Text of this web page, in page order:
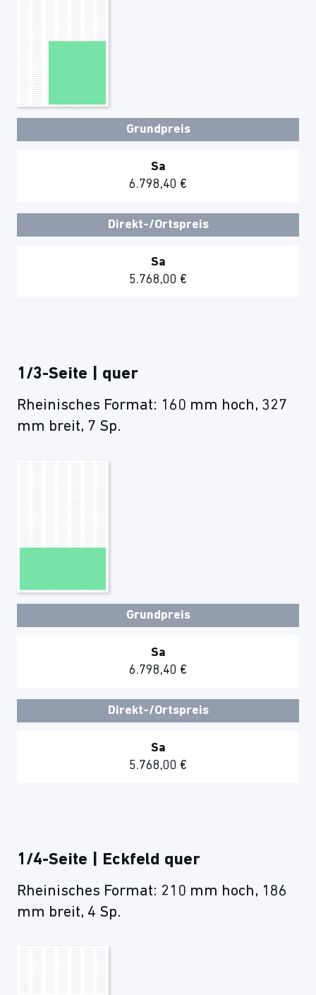
Grundpreis
Sa
6.798,40 €
Direkt-/Ortspreis
Sa
5.768,00 €
1/3-Seite | quer
Rheinisches Format: 160 mm hoch, 327
mm breit, 7 Sp.
Grundpreis
Sa
6.798,40 €
Direkt-/Ortspreis
Sa
5.768,00 €
1/4-Seite | Eckfeld quer
Rheinisches Format: 210 mm hoch, 186
mm breit, 4 Sp.